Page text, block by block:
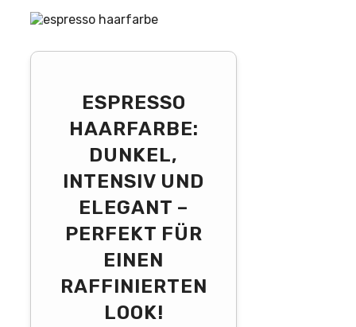
ESPRESSO
HAARFARBE:
DUNKEL,
INTENSIV UND
ELEGANT –
PERFEKT FÜR
EINEN
RAFFINIERTEN
LOOK!